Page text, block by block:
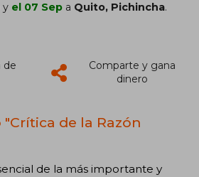
y el 07 Sep a Quito, Pichincha.
de
Comparte y gana
dinero
de la Razón
de la más importante y